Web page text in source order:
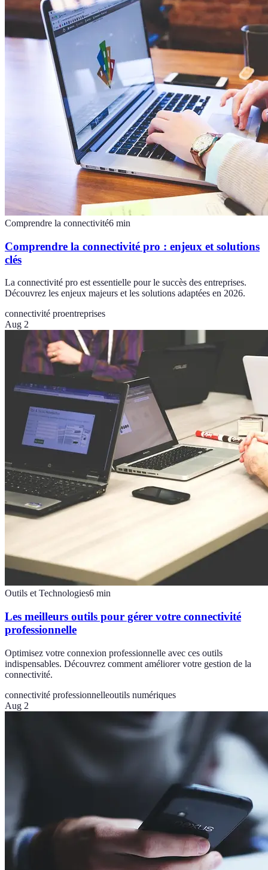
Comprendre la connectivité6 min
Comprendre la connectivité pro : enjeux et solutions
clés
La connectivité pro est essentielle pour le succès des entreprises.
Découvrez les enjeux majeurs et les solutions adaptées en 2026.
connectivité proentreprises
Aug 2
Outils et Technologies6 min
Les meilleurs outils pour gérer votre connectivité
professionnelle
Optimisez votre connexion professionnelle avec ces outils
indispensables. Découvrez comment améliorer votre gestion de la
connectivité.
connectivité professionnelleoutils numériques
Aug 2